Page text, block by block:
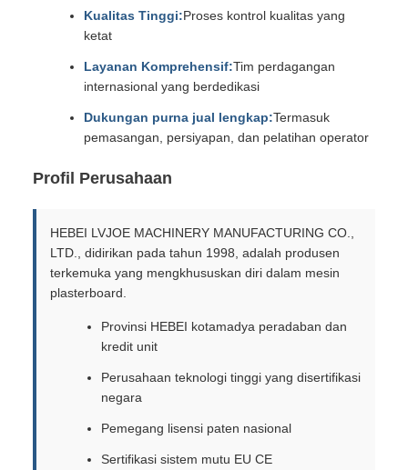
Kualitas Tinggi:Proses kontrol kualitas yang
ketat
Layanan Komprehensif:Tim perdagangan
internasional yang berdedikasi
Dukungan purna jual lengkap:Termasuk
pemasangan, persiyapan, dan pelatihan operator
Profil Perusahaan
HEBEI LVJOE MACHINERY MANUFACTURING CO.,
LTD., didirikan pada tahun 1998, adalah produsen
terkemuka yang mengkhususkan diri dalam mesin
plasterboard.
Provinsi HEBEI kotamadya peradaban dan
kredit unit
Perusahaan teknologi tinggi yang disertifikasi
negara
Pemegang lisensi paten nasional
Sertifikasi sistem mutu EU CE